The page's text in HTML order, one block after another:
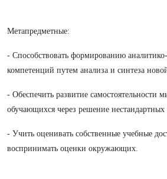
Метапредметные:
- Способствовать формированию аналитико-
компетенций путем анализа и синтеза
- Обеспечить развитие самостоятельности
обучающихся через решение нестандартных
- Учить оценивать собственные учебные
воспринимать оценки окружающих.